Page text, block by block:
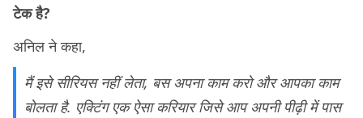
टेक है?
अनिल ने कहा,
मैं इसे सीरियस नहीं लेता, बस अपना काम करो और आपका काम
बोलता है. एक्टिंग एक ऐसा करियार जिसे आप अपनी पीढ़ी में पास